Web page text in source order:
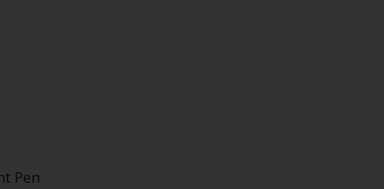
Pen